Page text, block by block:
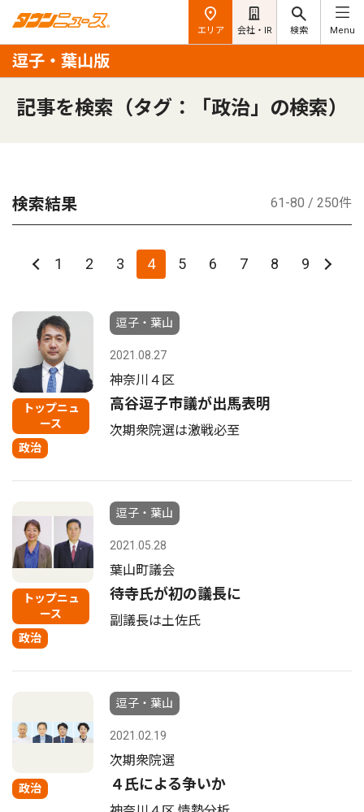
エリア 会社・IR 検索 Menu
逗子・葉山版
記事を検索（タグ：「政治」の検索）
検索結果 61-80 / 250件
1 2 3 4 5 6 7 8 9
トップニュ
ース
政治
逗子・葉山
2021.08.27
神奈川４区
高谷逗子市議が出馬表明
次期衆院選は激戦必至
トップニュ
ース
政治
逗子・葉山
2021.05.28
葉山町議会
待寺氏が初の議長に
副議長は土佐氏
政治
逗子・葉山
2021.02.19
次期衆院選
４氏による争いか